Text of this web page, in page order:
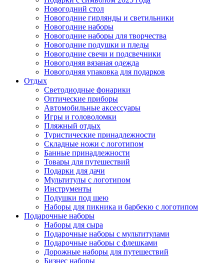
Новогодний стол
Новогодние гирлянды и светильники
Новогодние наборы
Новогодние наборы для творчества
Новогодние подушки и пледы
Новогодние свечи и подсвечники
Новогодняя вязаная одежда
Новогодняя упаковка для подарков
Отдых
Светодиодные фонарики
Оптические приборы
Автомобильные аксессуары
Игры и головоломки
Пляжный отдых
Туристические принадлежности
Складные ножи с логотипом
Банные принадлежности
Товары для путешествий
Подарки для дачи
Мультитулы с логотипом
Инструменты
Подушки под шею
Наборы для пикника и барбекю с логотипом
Подарочные наборы
Наборы для сыра
Подарочные наборы с мультитулами
Подарочные наборы с флешками
Дорожные наборы для путешествий
Бизнес наборы